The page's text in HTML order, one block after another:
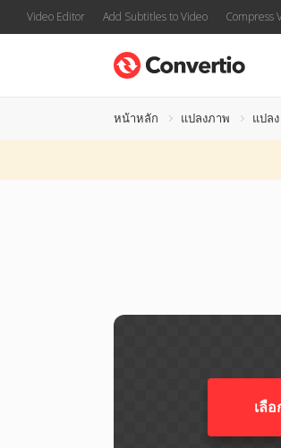
Video Editor Add Subtitles to Video Compress
หน้าหลัก แปลงภาพ แปลง
เลื